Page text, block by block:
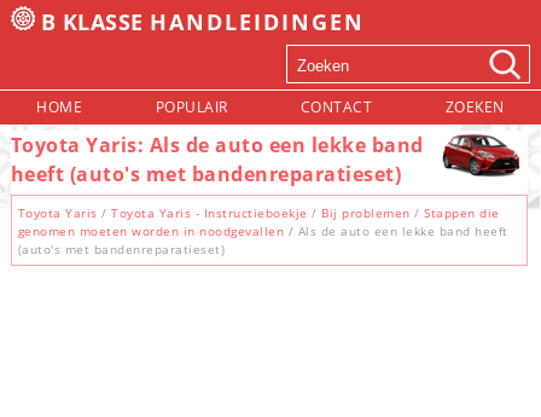
B KLASSE HANDLEIDINGEN
HOME POPULAIR CONTACT ZOEKEN
Toyota Yaris: Als de auto een lekke band
heeft (auto's met bandenreparatieset)
Toyota Yaris /Toyota Yaris - Instructieboekje / Bij problemen /Stappen die
genomen moeten worden in noodgevallen / Als de auto een lekke band heeft
(auto's met bandenreparatieset)